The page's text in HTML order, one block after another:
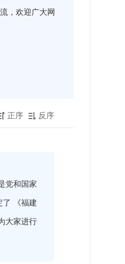
，欢迎广大网
正序  反序
党和国家
了 《福建
大家进行